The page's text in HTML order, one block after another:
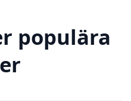
populära